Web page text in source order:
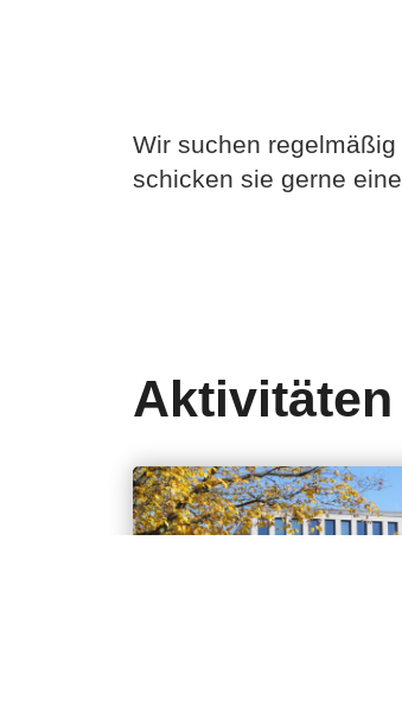
Wir suchen
schicken sie gerne
Aktivitäten